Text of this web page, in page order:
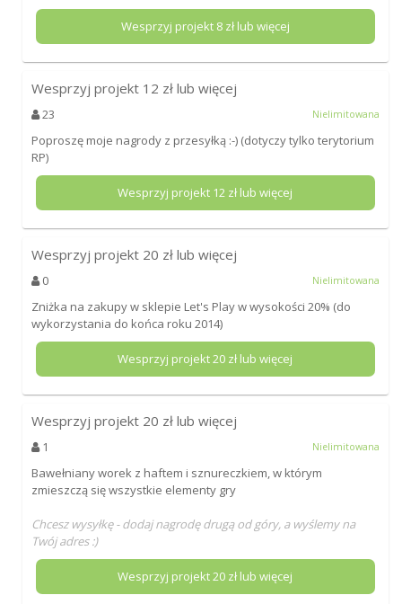
Wesprzyj projekt 8zł lub więcej
Wesprzyj projekt 12 zł lub więcej
23 Nielimitowana
Poproszę moje nagrody z przesyłką :-) (dotyczy tylko terytorium
RP)
Wesprzyj projekt 12 zł lub więcej
Wesprzyj projekt 20 zł lub więcej
0 Nielimitowana
Zniżka na zakupy w sklepie Let's Play w wysokości 20% (do
wykorzystania do końca roku 2014)
Wesprzyj projekt20 zł lub więcej
Wesprzyj projekt 20 zł lub więcej
1 Nielimitowana
Bawełniany worek z haftem i sznureczkiem, w którym
zmieszczą się wszystkie elementy gry
Chcesz wysyłkę - dodaj nagrodę drugą od góry, a wyślemy na
Twój adres :)
Wesprzyj projekt20 zł lub więcej